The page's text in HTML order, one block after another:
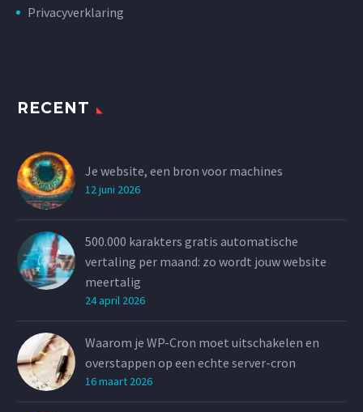
Privacyverklaring
RECENT
Je website, een bron voor machines
12 juni 2026
500.000 karakters gratis automatische
vertaling per maand: zo wordt jouw website
meertalig
24 april 2026
Waarom je WP-Cron moet uitschakelen en
overstappen op een echte server-cron
16 maart 2026